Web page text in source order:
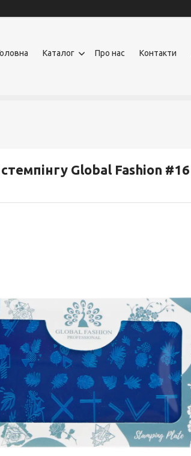
Каталог Про нас Контакти
Global Fashion #16